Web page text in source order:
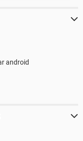
android